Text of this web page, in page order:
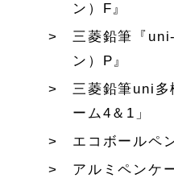
ン）F』
三菱鉛筆『
ン）P』
三菱鉛筆uni多
ーム4＆1」
エコボールペ
アルミペンケ